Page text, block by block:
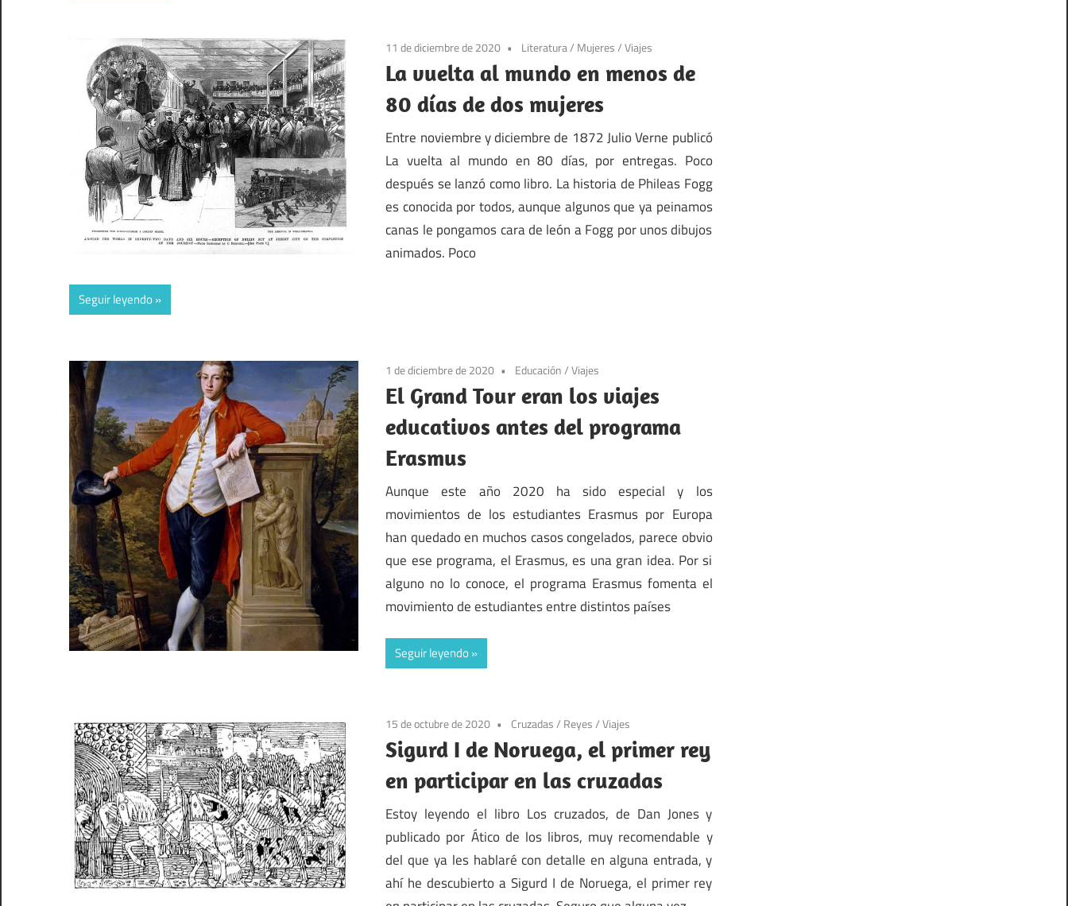
11 de diciembre de 2020 Literatura/ Mujeres/Viajes
La vuelta al mundo en menos de
80 días de dos mujeres
Entre noviembre y diciembre de 1872 Julio Verne publicó
La vuelta al mundo en 80 días, por entregas. Poco
después se lanzó como libro. La historia de Phileas Fogg
es conocida por todos, aunque algunos que ya peinamos
canas le pongamos cara de león a Fogg por unos dibujos
animados. Poco
Seguir leyendo
1 de diciembre de 2020 Educación/Viajes
El Grand Tour eran los viajes
educativos antes del programa
Erasmus
Aunque este año 2020 ha sido especial y los
movimientos de los estudiantes Erasmus por Europa
han quedado en muchos casos congelados, parece obvio
que ese programa, el Erasmus, es una gran idea. Por si
alguno no lo conoce, el programa Erasmus fomenta el
movimiento de estudiantes entre distintos países
Seguir leyendo
15 de octubre de 2020 Cruzadas/ Reyes/Viajes
Sigurd I de Noruega, el primer rey
en participar en las cruzadas
Estoy leyendo el libro Los cruzados, de Dan Jones y
publicado por Ático de los libros, muy recomendable y
del que ya les hablaré con detalle en alguna entrada, y
ahí he descubierto a Sigurd I de Noruega, el primer rey